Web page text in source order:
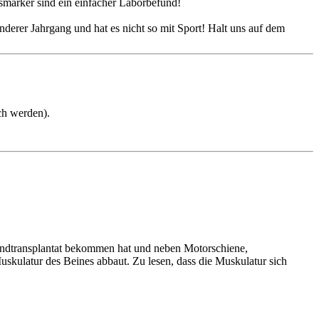
Jahrgang und hat es nicht so mit Sport! Halt uns auf dem
werden).
bekommen hat und neben Motorschiene,
des Beines abbaut. Zu lesen, dass die Muskulatur sich